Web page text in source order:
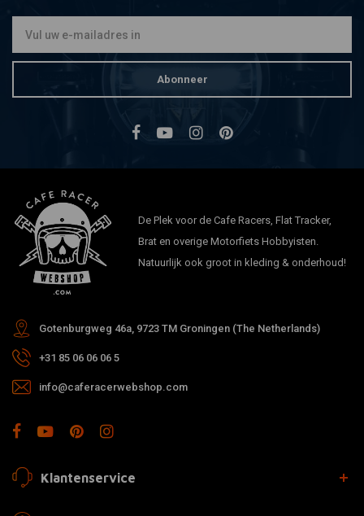
Abonneer
De Plek voor de Cafe Racers, Flat Tracker,
Brat en overige Motorfiets Hobbyisten.
Natuurlijk ook groot in kleding & onderhoud!
Gotenburgweg 46a, 9723 TM Groningen (The Netherlands)
+31 85 06 06 06 5
info@caferacerwebshop.com
Klantenservice